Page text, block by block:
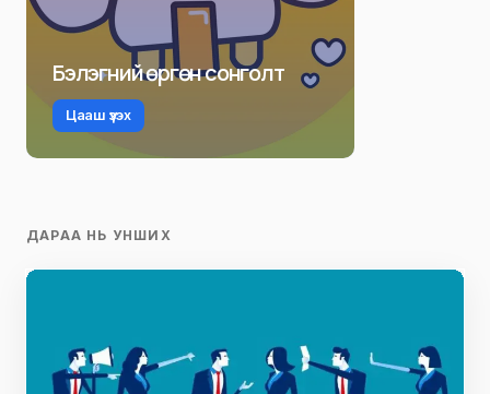
Бэлэгний өргөн сонголт
Цааш үзэх
ДАРАА НЬ УНШИХ